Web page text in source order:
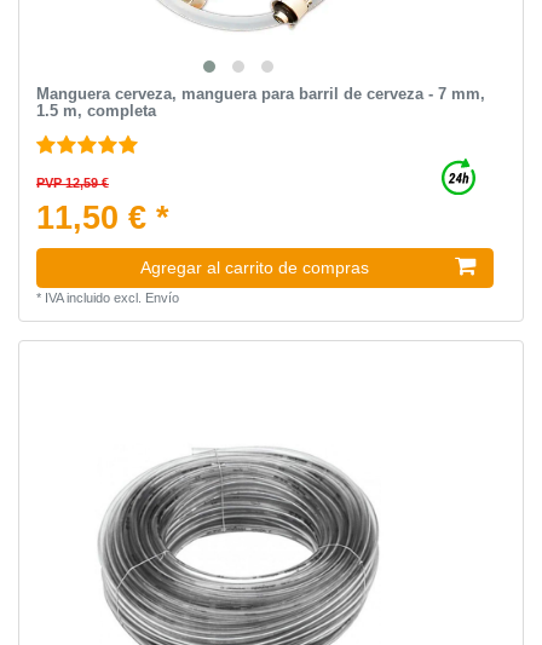
Manguera cerveza, manguera para barril de cerveza - 7 mm,
1.5 m, completa
PVP 12,59 €
11,50 € *
Agregar al carrito de compras
* IVA incluidoexcl. Envío